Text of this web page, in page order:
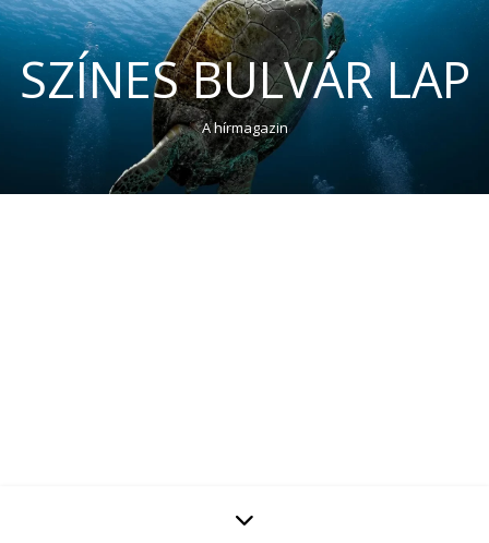
SZÍNES BULVÁR LAP
A hírmagazin